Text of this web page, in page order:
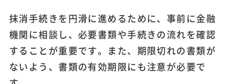
抹消手続きを円滑に進めるために、事前に金融
機関に相談し、必要書類や手続きの流れを確認
することが重要です。また、期限切れの書類が
ないよう、書類の有効期限にも注意が必要で